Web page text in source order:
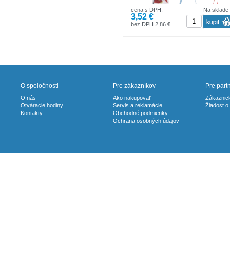
Na sklade
cena s DPH:
3,52 €
bez DPH 2,86 €
O spoločnosti
O nás
Otváracie hodiny
Kontakty
Pre zákazníkov
Ako nakupovať
Servis a reklamácie
Obchodné podmienky
Ochrana osobných údajov
Pre
Žiadost